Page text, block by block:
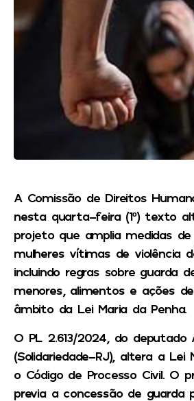
A Comissão de Direitos
nesta quarta-feira (1º) texto
projeto que amplia medidas
mulheres vítimas de violência
incluindo regras sobre guarda
menores, alimentos e ações
âmbito da Lei Maria da Penha.
O PL 2.613/2024, do deputado
(Solidariedade-RJ), altera a Lei
o Código de Processo Civil. O
previa a concessão de guarda